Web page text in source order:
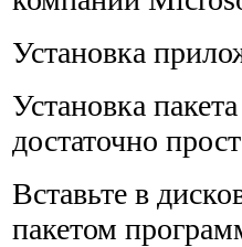
Установка
Установка
достаточно
Вставьте в
пакетом